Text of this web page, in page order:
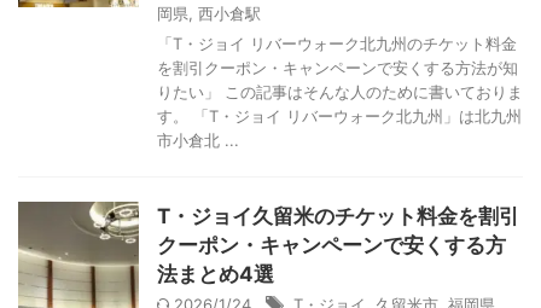
岡県 西小倉駅
「T・ジョイ リバーウォーク北九州のチケット料金
を割引クーポン・キャンペーンで安くする方法が知
りたい」 この記事はそんな人のために書いておりま
す。 「T・ジョイ リバーウォーク北九州」は北九州
市小倉北 ...
T・ジョイ久留米のチケット料金を割引
クーポン・キャンペーンで安くする方
法まとめ4選
2026/1/24 T・ジョイ 久留米市 福岡県